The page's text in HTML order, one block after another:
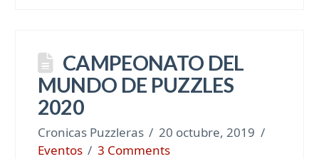
CAMPEONATO DEL
MUNDO DE PUZZLES
2020
Cronicas Puzzleras
20 octubre, 2019
Eventos
3 Comments